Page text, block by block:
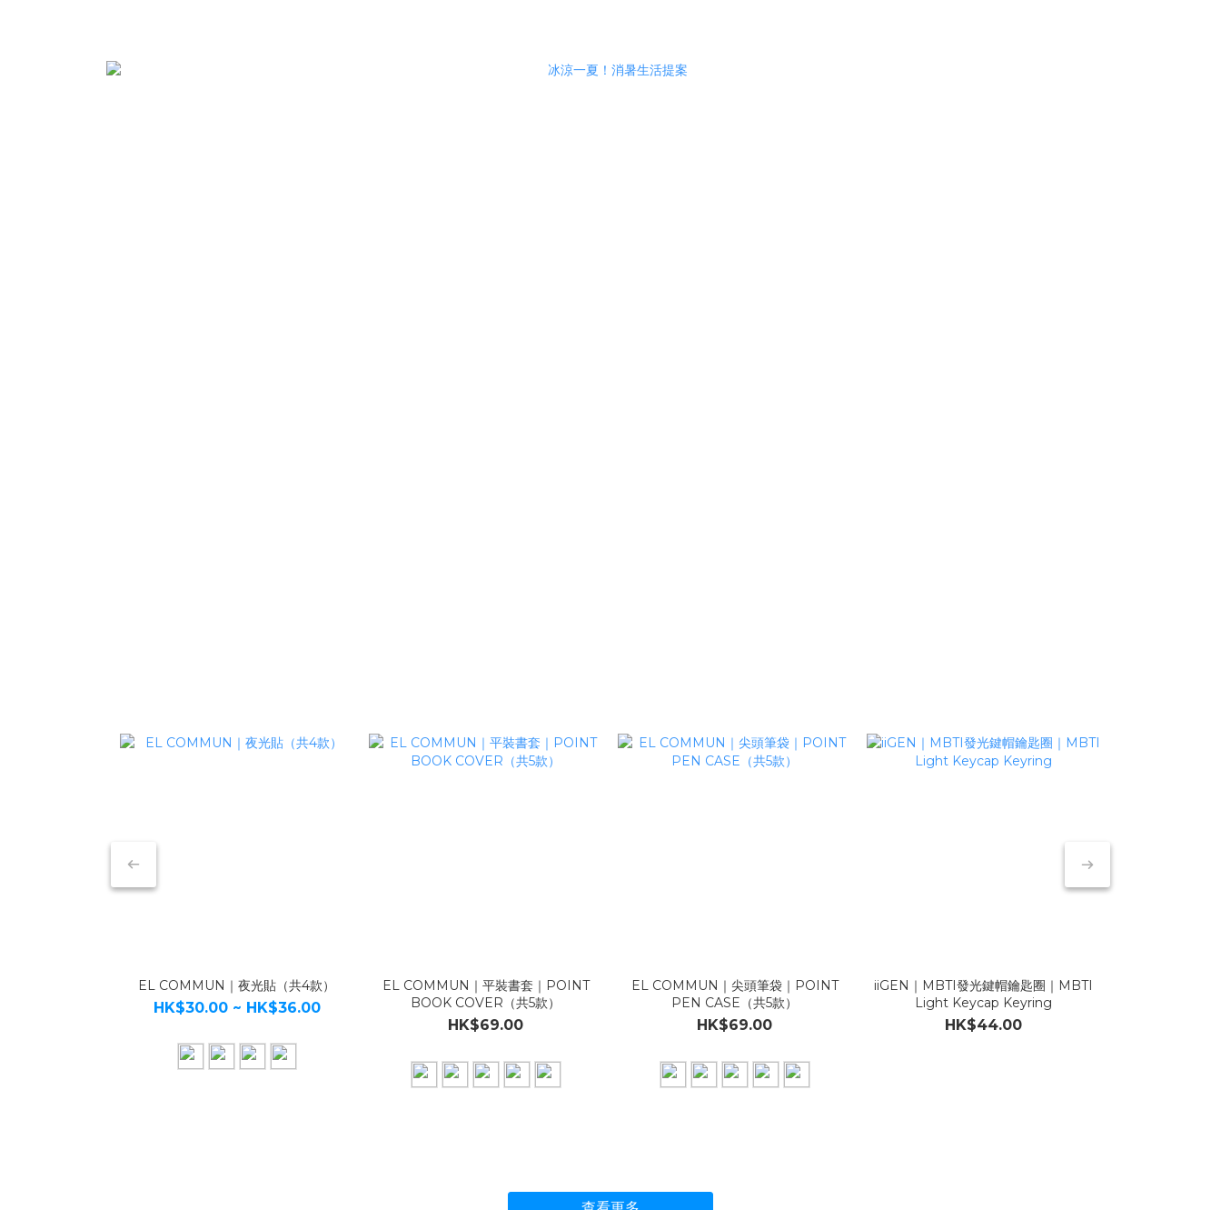
EL COMMUN｜夜光貼（共4款）
HK$30.00 ~ HK$36.00
EL COMMUN｜平裝書套｜POINT
BOOK COVER（共5款）
HK$69.00
EL COMMUN｜尖頭筆袋｜POINT
PEN CASE（共5款）
HK$69.00
iiGEN｜MBTI發光鍵帽鑰匙圈｜MBTI
Light Keycap Keyring
HK$44.00